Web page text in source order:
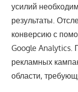
усилий
результаты.
конверсию с
Google Analytics.
рекламных
области,